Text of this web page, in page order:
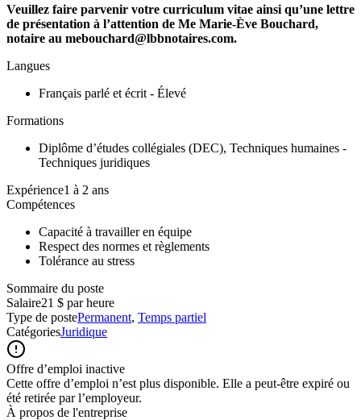
Veuillez faire parvenir votre curriculum vitae ainsi qu’une lettre
de présentation à l’attention de Me Marie-Ève Bouchard,
notaire au mebouchard@lbbnotaires.com.
Langues
Français parlé et écrit - Élevé
Formations
Diplôme d’études collégiales (DEC), Techniques humaines -
Techniques juridiques
Expérience1 à 2 ans
Compétences
Capacité à travailler en équipe
Respect des normes et règlements
Tolérance au stress
Sommaire du poste
Salaire21 $ par heure
Type de postePermanent, Temps partiel
CatégoriesJuridique
Offre d’emploi inactive
Cette offre d’emploi n’est plus disponible. Elle a peut-être expiré ou
été retirée par l’employeur.
À propos de l'entreprise